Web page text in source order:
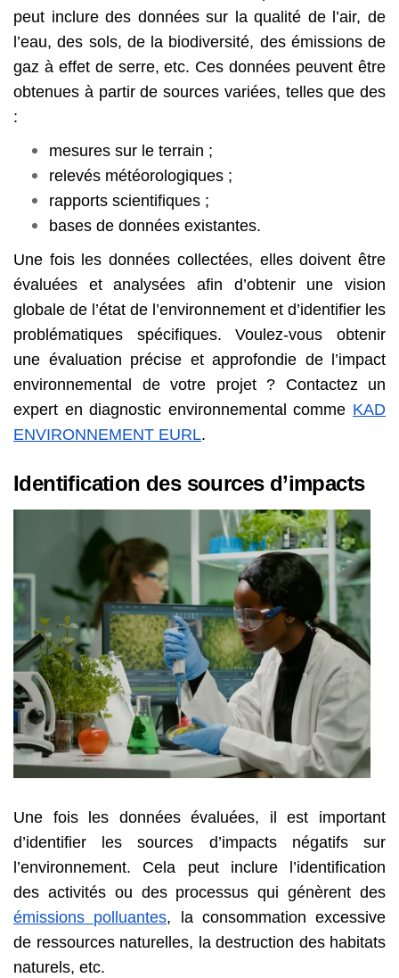
peut inclure des données sur la qualité de l’air, de
l’eau, des sols, de la biodiversité, des émissions de
gaz à effet de serre, etc. Ces données peuvent être
obtenues à partir de sources variées, telles que des
:
mesures sur le terrain ;
relevés météorologiques ;
rapports scientifiques ;
bases de données existantes.
Une fois les données collectées, elles doivent être
évaluées et analysées afin d’obtenir une vision
globale de l’état de l’environnement et d’identifier les
problématiques spécifiques. Voulez-vous obtenir
une évaluation précise et approfondie de l’impact
environnemental de votre projet ? Contactez un
expert en diagnostic environnemental comme KAD
ENVIRONNEMENT EURL.
Identification des sources d’impacts
Une fois les données évaluées, il est important
d’identifier les sources d’impacts négatifs sur
l’environnement. Cela peut inclure l’identification
des activités ou des processus qui génèrent des
émissions polluantes, la consommation excessive
de ressources naturelles, la destruction des habitats
naturels, etc.